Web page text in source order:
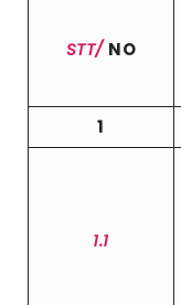
STT/ NO
1
1.1